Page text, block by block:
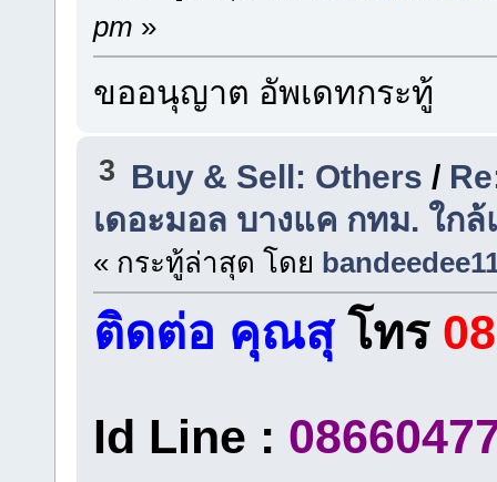
pm »
ขออนุญาต อัพเดทกระทู้
3 Buy & Sell: Others /
เดอะมอล บางแค กทม. ใก
« กระทู้ล่าสุด โดย
ติดต่อ คุณสุโทร
Id Line :